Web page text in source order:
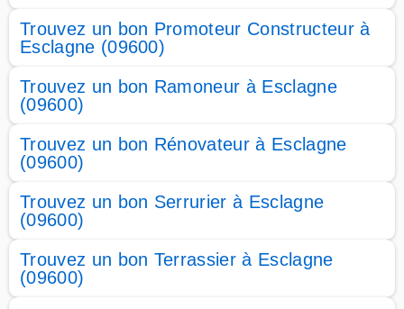
Trouvez un bon Promoteur Constructeur à
Esclagne (09600)
Trouvez un bon Ramoneur à Esclagne
(09600)
Trouvez un bon Rénovateur à Esclagne
(09600)
Trouvez un bon Serrurier à Esclagne
(09600)
Trouvez un bon Terrassier à Esclagne
(09600)